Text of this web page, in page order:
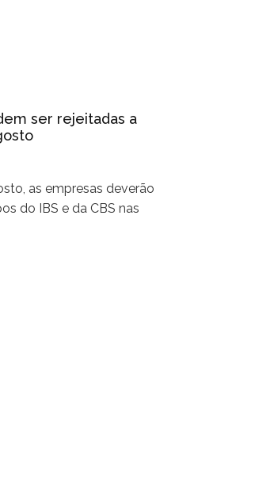
ser rejeitadas a
as empresas deverão
do IBS e da CBS nas